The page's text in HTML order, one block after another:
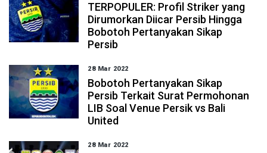
TERPOPULER: Profil Striker yang
Dirumorkan Diicar Persib Hingga
Bobotoh Pertanyakan Sikap
Persib
28 Mar 2022
Bobotoh Pertanyakan Sikap
Persib Terkait Surat Permohonan
LIB Soal Venue Persik vs Bali
United
28 Mar 2022